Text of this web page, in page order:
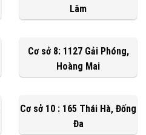
Lâm
Cơ sở 8: 1127 Gải Phóng,
Hoàng Mai
Cơ sở 10 : 165 Thái Hà, Đống
Đa